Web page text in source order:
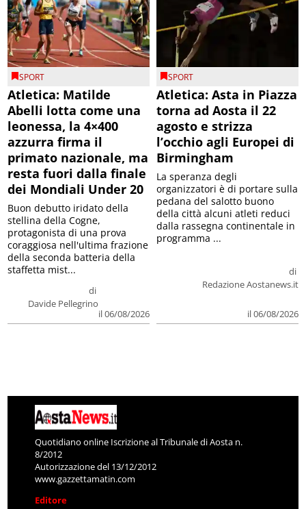
SPORT
Atletica: Matilde
Abelli lotta come una
leonessa, la 4×400
azzurra firma il
primato nazionale, ma
resta fuori dalla finale
dei Mondiali Under 20
di
Davide Pellegrino
il 06/08/2026
Buon debutto iridato della
stellina della Cogne,
protagonista di una prova
coraggiosa nell'ultima frazione
della seconda batteria della
staffetta mist...
SPORT
Atletica: Asta in Piazza
torna ad Aosta il 22
agosto e strizza
l’occhio agli Europei di
Birmingham
di
Redazione Aostanews.it
il 06/08/2026
La speranza degli
organizzatori è di portare sulla
pedana del salotto buono
della città alcuni atleti reduci
dalla rassegna continentale in
programma ...
Quotidiano online Iscrizione al Tribunale di Aosta n.
8/2012
Autorizzazione del 13/12/2012
www.gazzettamatin.com
Editore